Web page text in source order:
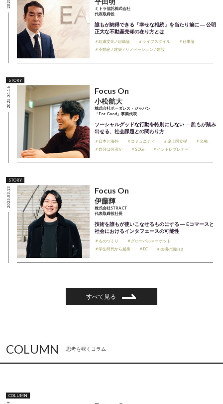
ミトラ信託株式会社
代表取締役
誰もが納得できる「幸せな相続」を当たり前に ― 公明
正大な不動産売却の在り方とは
＃組織文化 / 組織論 ＃ライフスタイル
＃仕事論
＃不動産 / 建築 / リノベーション / 建設
2025.04.16
STORY
Focus On
小松航大
株式会社ボーダレス・ジャパン
「For Good」事業代表
ソーシャルグッドな行動を特別にしない ― 誰もが踏み
出せる、社会課題との関わり方
＃日本と海外 ＃コミュニティ ＃途上国支援
＃金融
＃自分は何者か
＃SDGs ＃イントレプレナー
2025.03.13
STORY
Focus On
伊藤輝
株式会社STRACT
代表取締役社長
技術を誰もが使いこなせるものにする ― Eコマースと
社会におけるインタフェースの可能性
＃ものづくり
＃グローバルマーケット
＃学生時代から起業
＃EC ＃技術の面白さ
すべて見る
COLUMN 思考を覗くコラム
COLUMN